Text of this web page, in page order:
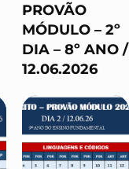
PROVÃO
MÓDULO – 2º
DIA – 8º ANO /
12.06.2026